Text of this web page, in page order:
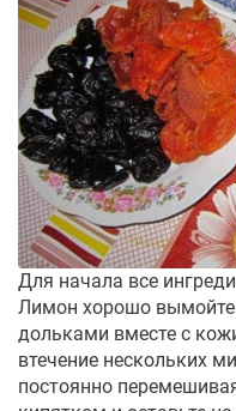
Для начала все
Лимон хорошо
дольками вместе с
втечение нескольких
постоянно